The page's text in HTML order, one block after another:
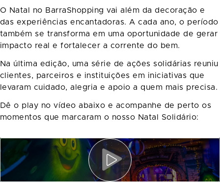
O Natal no BarraShopping vai além da decoração e
das experiências encantadoras. A cada ano, o período
também se transforma em uma oportunidade de gerar
impacto real e fortalecer a corrente do bem.
Na última edição, uma série de ações solidárias reuniu
clientes, parceiros e instituições em iniciativas que
levaram cuidado, alegria e apoio a quem mais precisa.
Dê o play no vídeo abaixo e acompanhe de perto os
momentos que marcaram o nosso Natal Solidário: